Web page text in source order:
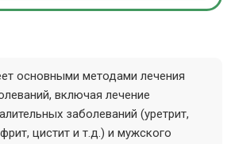
основными методами лечения
включая лечение
заболеваний (уретрит,
цистит и т.д.) и мужского